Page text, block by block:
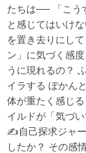
たちは── 「こう
と感じてはいけ
を置き去りにし
ン」に気づく感
うに現れるの？
イラする ぽかん
体が重たく感じ
イルドが「気づ
✍️自己探求ジャー
したか？ その感